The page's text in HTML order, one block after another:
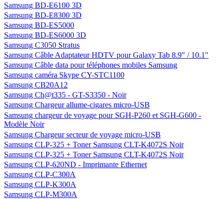
Samsung BD-E6100 3D
Samsung BD-E8300 3D
Samsung BD-ES5000
Samsung BD-ES6000 3D
Samsung C3050 Stratus
Samsung Câble Adaptateur HDTV pour Galaxy Tab 8.9" / 10.1"
Samsung Câble data pour téléphones mobiles Samsung
Samsung caméra Skype CY-STC1100
Samsung CB20A12
Samsung Ch@t335 - GT-S3350 - Noir
Samsung Chargeur allume-cigares micro-USB
Samsung chargeur de voyage pour SGH-P260 et SGH-G600 -
Modèle Noir
Samsung Chargeur secteur de voyage micro-USB
Samsung CLP-325 + Toner Samsung CLT-K4072S Noir
Samsung CLP-325 + Toner Samsung CLT-K4072S Noir
Samsung CLP-620ND - Imprimante Ethernet
Samsung CLP-C300A
Samsung CLP-K300A
Samsung CLP-M300A